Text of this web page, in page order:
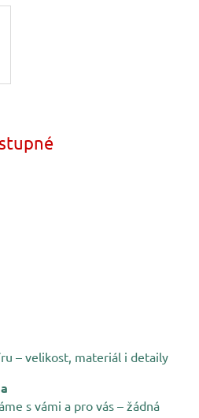
– velikost, materiál i detaily
s vámi a pro vás – žádná